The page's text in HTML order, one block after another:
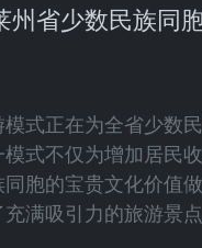
州省少数民族同
式正在为全省少数
式不仅为增加居民
胞的宝贵文化价值
满吸引力的旅游景点